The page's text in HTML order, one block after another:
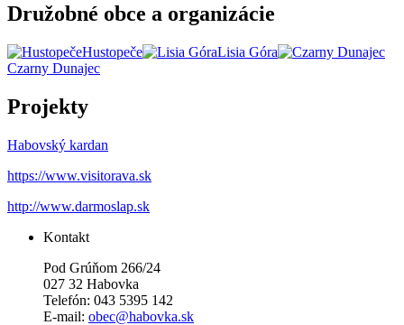
Družobné obce a organizácie
Hustopeče
Lisia Góra
Czarny Dunajec
Projekty
Habovský kardan
https://www.visitorava.sk
http://www.darmoslap.sk
Kontakt
Pod Grúňom 266/24
027 32 Habovka
Telefón: 043 5395 142
E-mail: obec@habovka.sk